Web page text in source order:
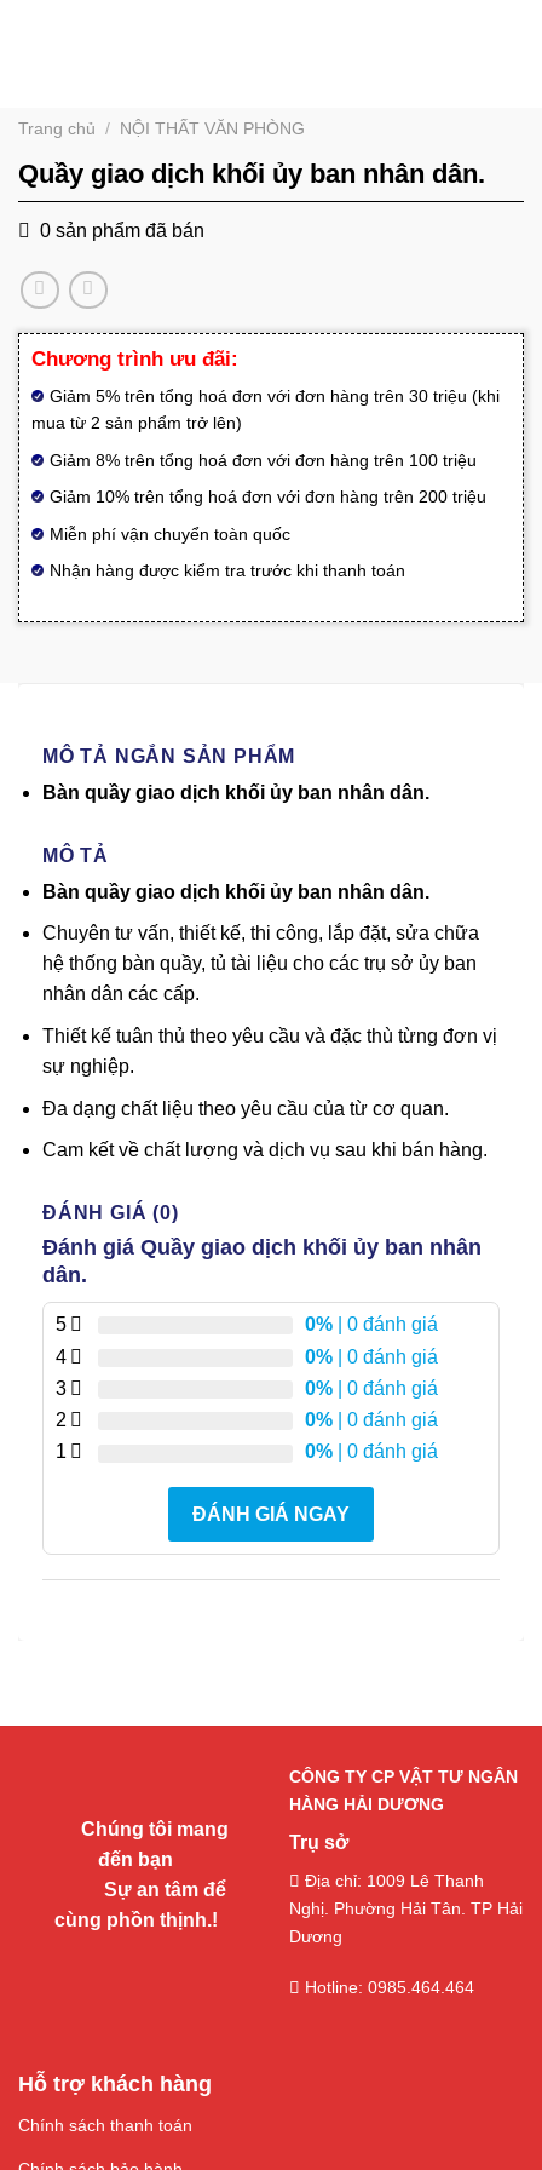
Trang chủ / NỘI THẤT VĂN PHÒNG
Quầy giao dịch khối ủy ban nhân dân.
0 sản phẩm đã bán
Chương trình ưu đãi:
Giảm 5% trên tổng hoá đơn với đơn hàng trên 30 triệu (khi
mua từ 2 sản phẩm trở lên)
Giảm 8% trên tổng hoá đơn với đơn hàng trên 100 triệu
Giảm 10% trên tổng hoá đơn với đơn hàng trên 200 triệu
Miễn phí vận chuyển toàn quốc
Nhận hàng được kiểm tra trước khi thanh toán
MÔ TẢ NGẮN SẢN PHẨM
Bàn quầy giao dịch khối ủy ban nhân dân.
MÔ TẢ
Bàn quầy giao dịch khối ủy ban nhân dân.
Chuyên tư vấn, thiết kế, thi công, lắp đặt, sửa chữa
hệ thống bàn quầy, tủ tài liệu cho các trụ sở ủy ban
nhân dân các cấp.
Thiết kế tuân thủ theo yêu cầu và đặc thù từng đơn vị
sự nghiệp.
Đa dạng chất liệu theo yêu cầu của từ cơ quan.
Cam kết về chất lượng và dịch vụ sau khi bán hàng.
ĐÁNH GIÁ (0)
Đánh giá Quầy giao dịch khối ủy ban nhân
dân.
5 0% | 0 đánh giá
4
0% | 0 đánh giá
3
0% | 0 đánh giá
2
0% | 0 đánh giá
1
0% | 0 đánh giá
ĐÁNH GIÁ NGAY
Chúng tôi mang
đến bạn
Sự an tâm để
cùng phồn thịnh.!
CÔNG TY CP VẬT TƯ NGÂN
HÀNG HẢI DƯƠNG
Trụ sở
Địa chỉ: 1009 Lê Thanh
Nghị. Phường Hải Tân. TP Hải
Dương
Hotline: 0985.464.464
Hỗ trợ khách hàng
Chính sách thanh toán